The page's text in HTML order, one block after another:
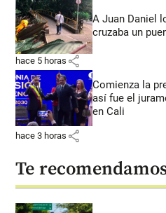
A Juan Daniel
cruzaba un
hace 5 horas share
Comienza la
así fue el
en Cali
hace 3 horas share
Te